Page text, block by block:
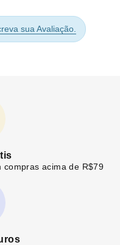
sua Avaliação.
acima de R$79